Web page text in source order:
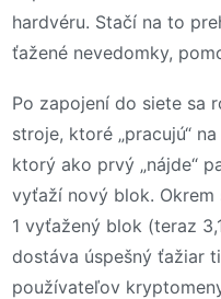
hardvéru. Stačí na to
ťažené nevedomky,
Po zapojení do siete sa
stroje, ktoré „pracujú“
ktorý ako prvý „nájde“
vyťaží nový blok. Okrem
1 vyťažený blok (teraz
dostáva úspešný ťažiar
používateľov